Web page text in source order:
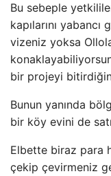
Bu sebeple
kapılarını
vizeniz yoksa
bir projeyi
Bunun yanında
bir köy evini de
Elbette biraz para
çekip çevirmeniz